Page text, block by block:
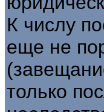
К числу
еще не
только